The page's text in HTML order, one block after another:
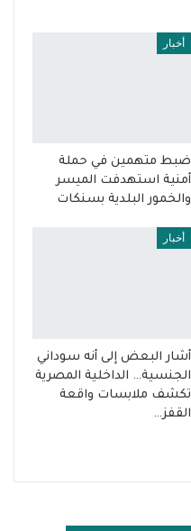
أخبار
ضبط متهمين في حملة
أمنية استهدفت الميسر
والخمور البلدية بسنكات
أخبار
أشار البعض إلى أنه سوداني
الجنسية… الداخلية المصرية
تكشف ملابسات واقعة
القفز…